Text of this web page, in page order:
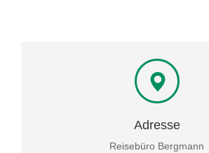
Adresse
Reisebüro Bergmann